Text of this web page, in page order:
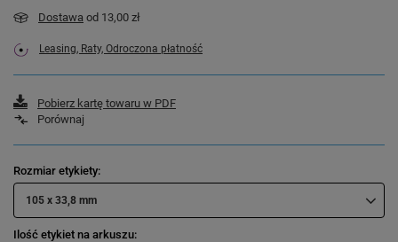
Dostawa od 13,00 zł
Leasing, Raty, Odroczona płatność
Pobierz kartę towaru w PDF
Porównaj
Rozmiar etykiety
105 x 33,8 mm
Ilość etykiet na arkuszu